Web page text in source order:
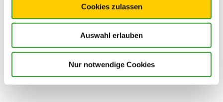
Cookies zulassen
Auswahl erlauben
Nur notwendige Cookies